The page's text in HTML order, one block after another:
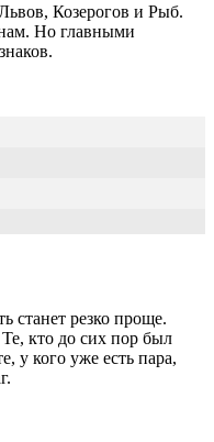
Козерогов и Рыб.
Но главными
станет резко проще.
кто до сих пор был
у кого уже есть пара,